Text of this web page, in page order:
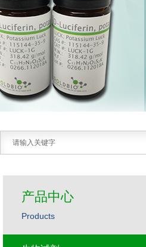
产品中心
Products